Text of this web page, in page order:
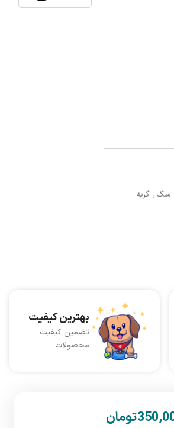
سگ, گربه
بهترین کیفیت
تضمین کیفیت
محصولات
تومان